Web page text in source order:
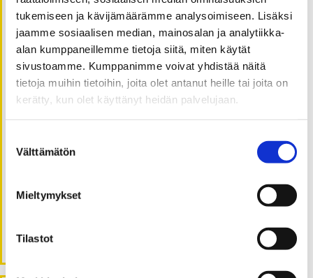
tukemiseen ja kävijämäärämme analysoimiseen. Lisäksi
jaamme sosiaalisen median, mainosalan ja analytiikka-
alan kumppaneillemme tietoja siitä, miten käytät
sivustoamme. Kumppanimme voivat yhdistää näitä
tietoja muihin tietoihin, joita olet antanut heille tai joita on
kerätty, kun olet käyttänyt heidän palvelujaan.
valinta
Välttämätön
Mieltymykset
Tilastot
Aiemmat blogipostauksetlöytyvät täältä
Haluatko kirjoittaa Väitöskuiskaaja-blogiin? Lähetä
kirjoituksesi aiheeseen sopivan kuvan kanssa
osoitteeseen viestinta (ät) uwasa.fi
**
Väitöskuiskaaja – Thesis Whispereris a blog by
University of Vaasa.
Would you like to contribute to
uwasa.fi.